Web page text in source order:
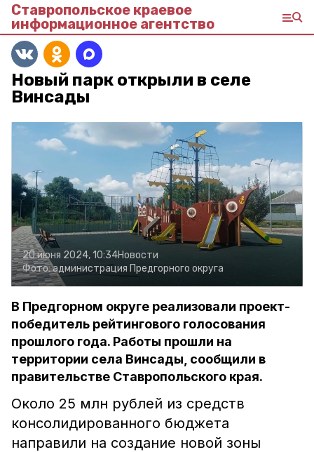
Ставропольское краевое
информационное агентство
Новый парк открыли в селе
Винсады
20 июня 2024, 10:34Новости
Фото:администрация Предгорного округа
В Предгорном округе реализовали проект-
победитель рейтингового голосования
прошлого года. Работы прошли на
территории села Винсады, сообщили в
правительстве Ставропольского края.
Около 25 млн рублей из средств
консолидированного бюджета
направили на создание новой зоны